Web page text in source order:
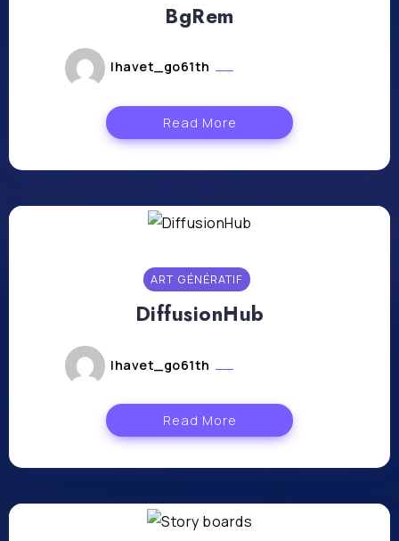
BgRem
lhavet_go61th
Read More
ART GÉNÉRATIF
DiffusionHub
lhavet_go61th
Read More